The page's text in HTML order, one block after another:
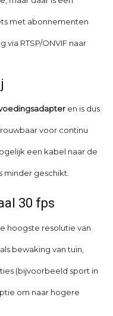
met abonnementen
RTSP/ONVIF naar
en is dus
voor continu
een kabel naar de
minder geschikt.
30 fps
hoogste resolutie van
bewaking van tuin,
(bijvoorbeeld sport in
om naar hogere